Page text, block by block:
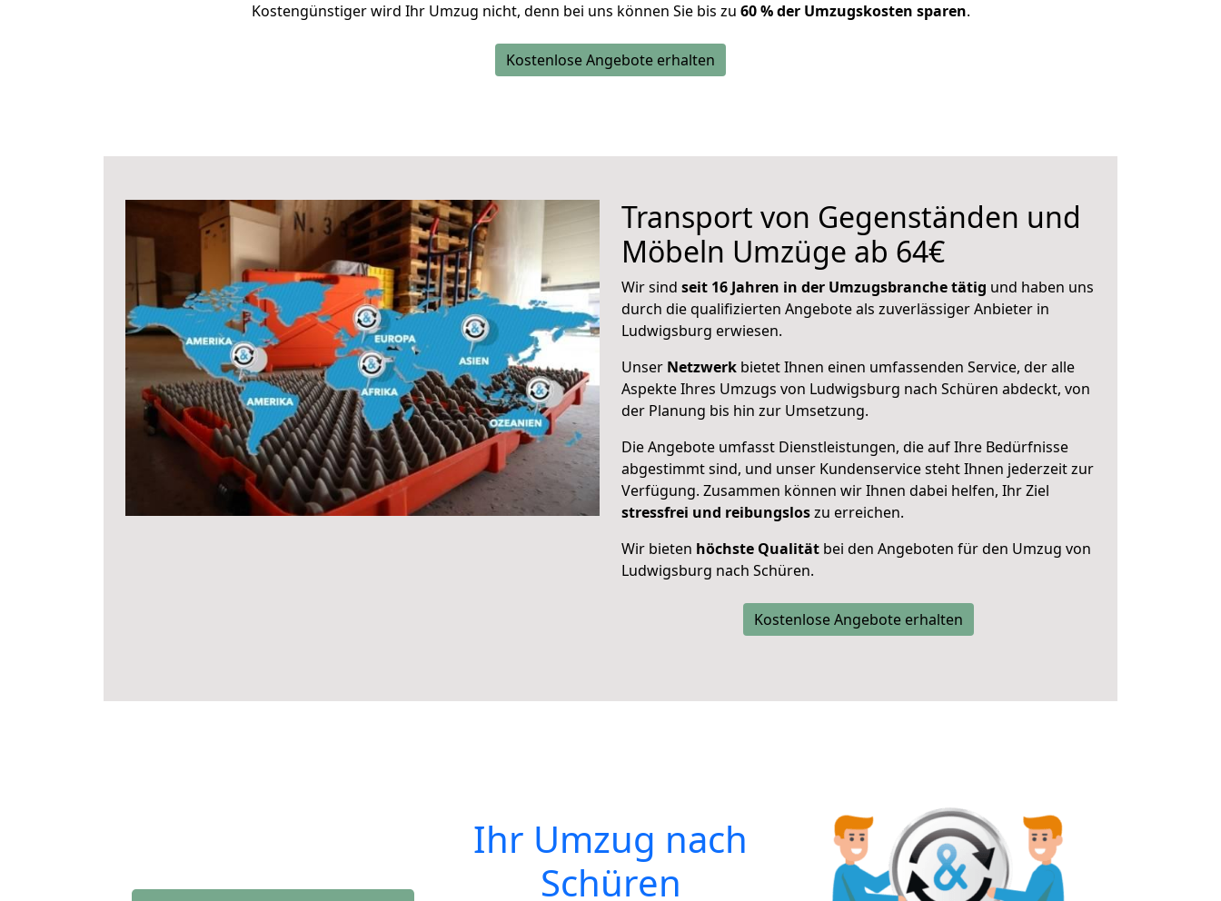
Kostengünstiger wird Ihr Umzug nicht, denn bei uns können Sie bis zu 60 % der Umzugskosten sparen.
Kostenlose Angebote erhalten
Transport von Gegenständen und
Möbeln Umzüge ab 64€
Wir sind seit 16 Jahren in der Umzugsbranche tätig und haben uns
durch die qualifizierten Angebote als zuverlässiger Anbieter in
Ludwigsburg erwiesen.
Unser Netzwerk bietet Ihnen einen umfassenden Service, der alle
Aspekte Ihres Umzugs von Ludwigsburg nach Schüren abdeckt, von
der Planung bis hin zur Umsetzung.
Die Angebote umfasst Dienstleistungen, die auf Ihre Bedürfnisse
abgestimmt sind, und unser Kundenservice steht Ihnen jederzeit zur
Verfügung. Zusammen können wir Ihnen dabei helfen, Ihr Ziel
stressfrei und reibungsloszu erreichen.
Wir bieten höchste Qualität bei den Angeboten für den Umzug von
Ludwigsburg nach Schüren.
Kostenlose Angebote erhalten
Ihr Umzug nach
Schüren